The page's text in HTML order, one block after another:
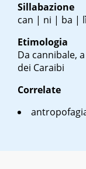
Sillabazione
can | ni | ba |
Etimologia
Da cannibale,
dei Caraibi
Correlate